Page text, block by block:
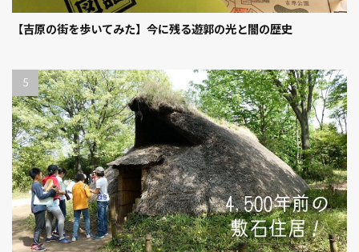
【吉原の街を歩いてみた】今に残る遊郭の光と闇の歴史